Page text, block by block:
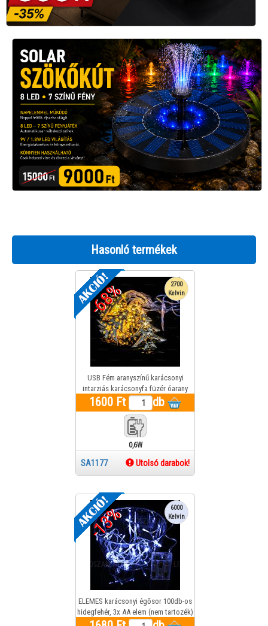
Hasonló termékek
-68%
2700
Kelvin
USB Fém aranyszínű karácsonyi
intarziás karácsonyfa füzér óarany
fénnyel
1600 Ft db
0,6W
SA1177 Utolsó darabok!
-13%
6000
Kelvin
ELEMES karácsonyi égősor 100db-os
hidegfehér, 3x AA elem (nem tartozék)